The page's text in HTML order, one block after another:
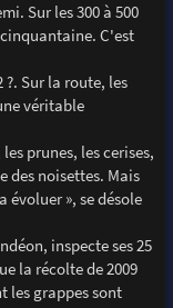
Sur les 300 à 500
C'est
?. Sur la route, les
véritable
prunes, les cerises,
des noisettes. Mais
évoluer », se désole
inspecte ses 25
la récolte de 2009
les grappes sont